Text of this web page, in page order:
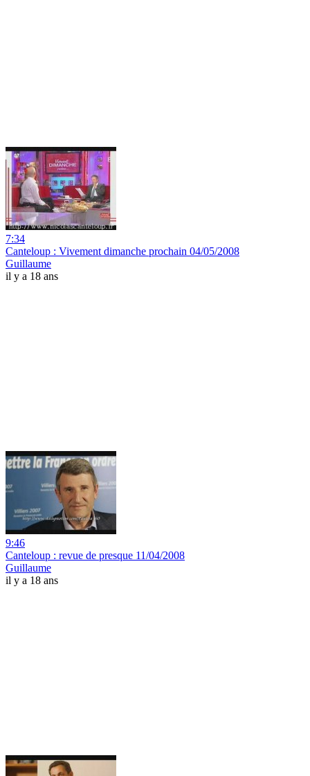
7:34
Canteloup : Vivement dimanche prochain 04/05/2008
Guillaume
il y a 18 ans
9:46
Canteloup : revue de presque 11/04/2008
Guillaume
il y a 18 ans